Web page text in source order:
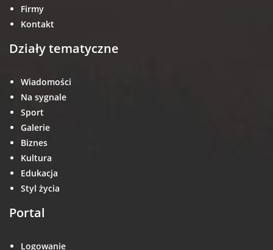
Firmy
Kontakt
Działy tematyczne
Wiadomości
Na sygnale
Sport
Galerie
Biznes
Kultura
Edukacja
Styl życia
Portal
Logowanie